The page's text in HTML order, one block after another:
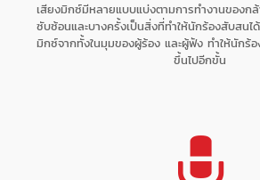
เสียงมิกซ์มีหลายแบบแบ่งตามการทำงานของก
ซับซ้อนและบางครั้งเป็นสิ่งที่ทำให้นักร้องสับสนได้
มิกซ์จากทั้งในมุมของผู้ร้อง และผู้ฟัง ทำให้นักร้อ
ขึ้นไปอีกขั้น